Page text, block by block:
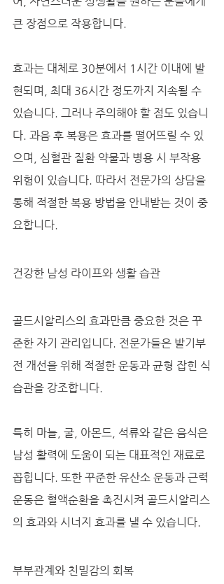
큰 장점으로 작용합니다.
효과는 대체로 30분에서 1시간 이내에 발
현되며, 최대 36시간 정도까지 지속될 수
있습니다. 그러나 주의해야 할 점도 있습니
다. 과음 후 복용은 효과를 떨어뜨릴 수 있
으며, 심혈관 질환 약물과 병용 시 부작용
위험이 있습니다. 따라서 전문가의 상담을
통해 적절한 복용 방법을 안내받는 것이 중
요합니다.
건강한 남성 라이프와 생활 습관
골드시알리스의 효과만큼 중요한 것은 꾸
준한 자기 관리입니다. 전문가들은 발기부
전 개선을 위해 적절한 운동과 균형 잡힌 식
습관을 강조합니다.
특히 마늘, 굴, 아몬드, 석류와 같은 음식은
남성 활력에 도움이 되는 대표적인 재료로
꼽힙니다. 또한 꾸준한 유산소 운동과 근력
운동은 혈액순환을 촉진시켜 골드시알리스
의 효과와 시너지 효과를 낼 수 있습니다.
부부관계와 친밀감의 회복